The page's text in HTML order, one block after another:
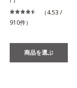
（4.53 /
910件）
商品を選ぶ